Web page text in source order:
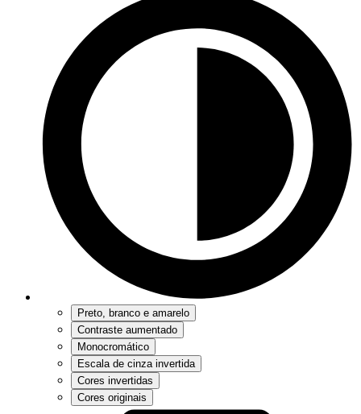
Preto, branco e amarelo
Contraste aumentado
Monocromático
Escala de cinza invertida
Cores invertidas
Cores originais